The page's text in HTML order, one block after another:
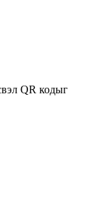
QR кодыг